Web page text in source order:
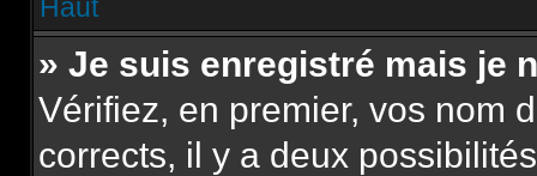
Haut
» Je suis enregistré mais je
Vérifiez, en premier, vos nom
corrects, il y a deux